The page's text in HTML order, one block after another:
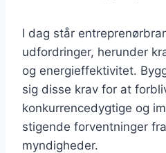
I dag står
udfordringer, herunder
og energieffektivitet.
sig disse krav for at
konkurrencedygtige og
stigende forventninger
myndigheder.